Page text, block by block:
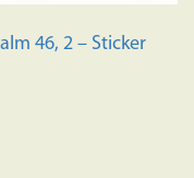
46, 2 – Sticker